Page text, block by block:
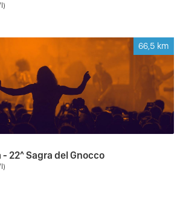
66,5 km
22^ Sagra del Gnocco